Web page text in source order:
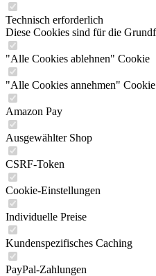
Technisch erforderlich
Diese Cookies sind für die
"Alle Cookies ablehnen" Cookie
"Alle Cookies annehmen" Cookie
Amazon Pay
Ausgewählter Shop
CSRF-Token
Cookie-Einstellungen
Individuelle Preise
Kundenspezifisches Caching
PayPal-Zahlungen